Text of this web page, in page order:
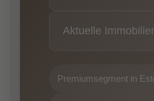
Aktuelle
Premiumsegment in